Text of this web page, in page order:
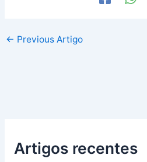
← Previous Artigo
Artigos recentes